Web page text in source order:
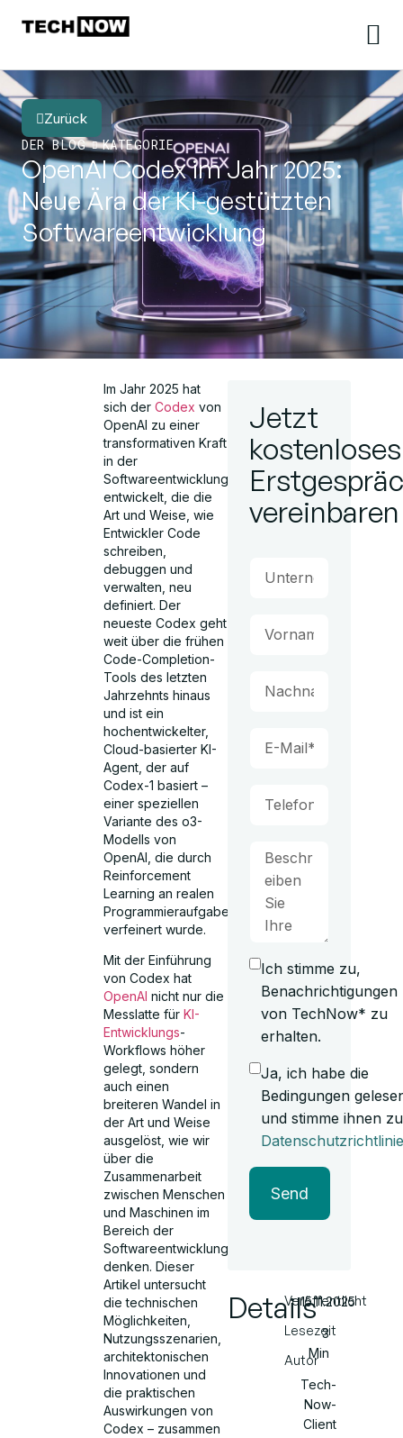
Zurück
DER BLOG
KATEGORIE
OpenAI Codex im Jahr 2025:
Neue Ära der KI-gestützten
Softwareentwicklung
Im Jahr 2025 hat
sich derCodex von
OpenAI zu einer
transformativen Kraft
in der
Softwareentwicklung
entwickelt, die die
Art und Weise, wie
Entwickler Code
schreiben,
debuggen und
verwalten, neu
definiert. Der
neueste Codex geht
weit über die frühen
Code-Completion-
Tools des letzten
Jahrzehnts hinaus
und ist ein
hochentwickelter,
Cloud-basierter KI-
Agent, der auf
Codex-1 basiert –
einer speziellen
Variante des o3-
Modells von
OpenAI, die durch
Reinforcement
Learning an realen
Programmieraufgaben
verfeinert wurde.
Mit der Einführung
von Codex hat
OpenAI nicht nur die
Messlatte fürKI-
Entwicklungs-
Workflows höher
gelegt, sondern
auch einen
breiteren Wandel in
der Art und Weise
ausgelöst, wie wir
über die
Zusammenarbeit
zwischen Menschen
und Maschinen im
Bereich der
Softwareentwicklung
denken. Dieser
Artikel untersucht
die technischen
Möglichkeiten,
Nutzungsszenarien,
architektonischen
Innovationen und
die praktischen
Auswirkungen von
Codex – zusammen
Jetzt
kostenloses
vereinbaren
Ich stimme zu,
Benachrichtigungen
von TechNow* zu
erhalten.
Ja, ich habe die
Bedingungen
und stimme ihnen
Datenschutzrichtlinie
Send
DetailsVeröffentlicht
Lesezeit
Autor
15.11.2025
3
Min
Tech-
Now-
Client